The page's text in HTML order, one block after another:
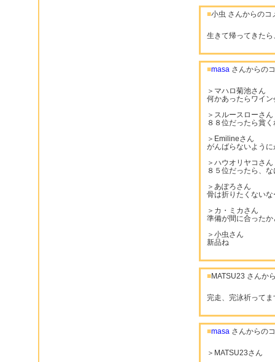
■小虫 さんからのコ
生きて帰ってきた
■masa さんからの
＞マハロ菊池さん
何かあったらワイ
＞スルースローさん
８８位だったら賞
＞Emilineさん
がんばらないよう
＞ハウオリヤコさん
８５位だったら、
＞あぽろさん
骨は折りたくないな
＞カ・ミカさん
準備が間に合った
＞小虫さん
新品ね
■MATSU23 さんか
完走、完泳祈ってま
■masa さんからの
＞MATSU23さん